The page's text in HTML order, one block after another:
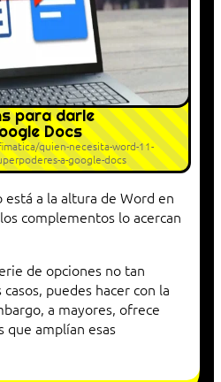
para darle
Docs
quien-necesita-word-11-
a-google-docs
está a la altura de Word en
complementos lo acercan
de opciones no tan
puedes hacer con la
a mayores, ofrece
amplían esas